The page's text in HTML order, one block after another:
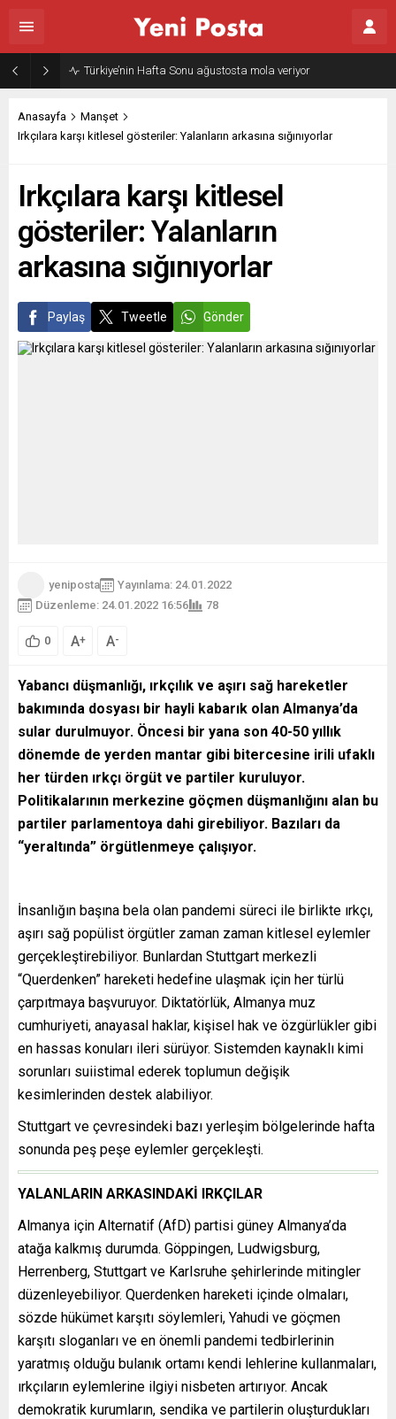
Gazze’nin geleceği: Teknokratik kontrol mü, kolonializm mi?
Anasayfa
Manşet
Irkçılara karşı kitlesel gösteriler: Yalanların arkasına sığınıyorlar
Irkçılara karşı kitlesel
gösteriler: Yalanların
arkasına sığınıyorlar
Paylaş Tweetle Gönder
yeniposta
Yayınlama: 24.01.2022
Düzenleme: 24.01.2022 16:56
78
0 A+ A-
Yabancı düşmanlığı, ırkçılık ve aşırı sağ hareketler
bakımında dosyası bir hayli kabarık olan Almanya’da
sular durulmuyor. Öncesi bir yana son 40-50 yıllık
dönemde de yerden mantar gibi bitercesine irili ufaklı
her türden ırkçı örgüt ve partiler kuruluyor.
Politikalarının merkezine göçmen düşmanlığını alan bu
partiler parlamentoya dahi girebiliyor. Bazıları da
“yeraltında” örgütlenmeye çalışıyor.
İnsanlığın başına bela olan pandemi süreci ile birlikte ırkçı,
aşırı sağ popülist örgütler zaman zaman kitlesel eylemler
gerçekleştirebiliyor. Bunlardan Stuttgart merkezli
“Querdenken” hareketi hedefine ulaşmak için her türlü
çarpıtmaya başvuruyor. Diktatörlük, Almanya muz
cumhuriyeti, anayasal haklar, kişisel hak ve özgürlükler gibi
en hassas konuları ileri sürüyor. Sistemden kaynaklı kimi
sorunları suiistimal ederek toplumun değişik
kesimlerinden destek alabiliyor.
Stuttgart ve çevresindeki bazı yerleşim bölgelerinde hafta
sonunda peş peşe eylemler gerçekleşti.
YALANLARIN ARKASINDAKİ IRKÇILAR
Almanya için Alternatif (AfD) partisi güney Almanya’da
atağa kalkmış durumda. Göppingen, Ludwigsburg,
Herrenberg, Stuttgart ve Karlsruhe şehirlerinde mitingler
düzenleyebiliyor. Querdenken hareketi içinde olmaları,
sözde hükümet karşıtı söylemleri, Yahudi ve göçmen
karşıtı sloganları ve en önemli pandemi tedbirlerinin
yaratmış olduğu bulanık ortamı kendi lehlerine kullanmaları,
ırkçıların eylemlerine ilgiyi nisbeten artırıyor. Ancak
demokratik kurumların, sendika ve partilerin oluşturdukları